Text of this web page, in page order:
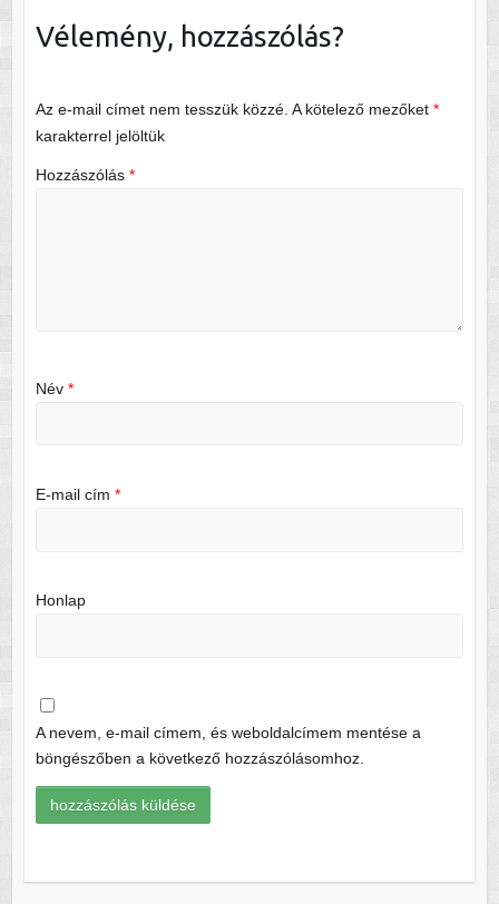
Vélemény, hozzászólás?
Az e-mail címet nem tesszük közzé. A kötelező mezőket *
karakterrel jelöltük
Hozzászólás *
Név *
E-mail cím *
Honlap
A nevem, e-mail címem, és weboldalcímem mentése a
böngészőben a következő hozzászólásomhoz.